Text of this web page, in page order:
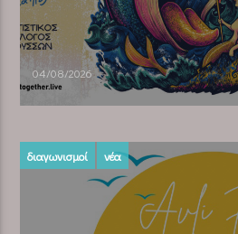
04/08/2026
διαγωνισμοί νέα